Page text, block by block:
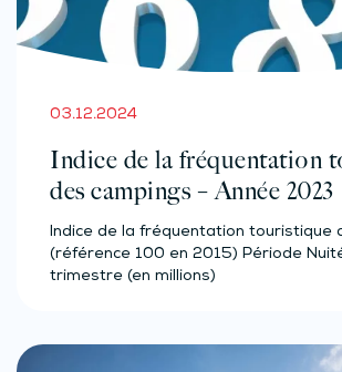
03.12.2024
Indice de la fréquentation
des campings – Année 2023
Indice de la fréquentation touristique
(référence 100 en 2015) Période
trimestre (en millions)